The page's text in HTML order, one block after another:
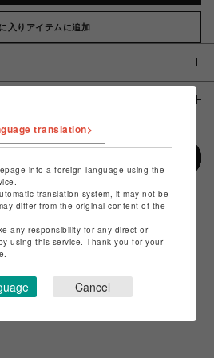
入りアイテムに追加
translation>
into a foreign language using the
translation system, it may not be
differ from the original content of the
any responsibility for any direct or
using this service. Thank you for your
Cancel